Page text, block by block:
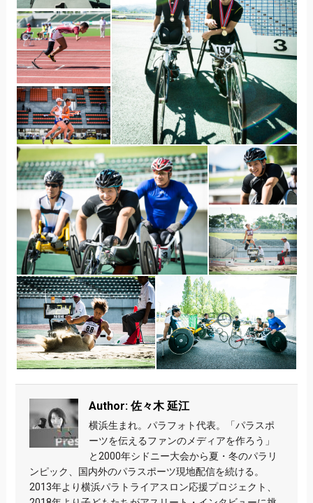
Author: 佐々木 延江
横浜生まれ。パラフォト代表。「パラスポ
ーツを伝えるファンのメディアを作ろう」
と2000年シドニー大会から夏・冬のパラリ
ンピック、国内外のパラスポーツ現地配信を続ける。
2013年より横浜パラトライアスロン応援プロジェクト、